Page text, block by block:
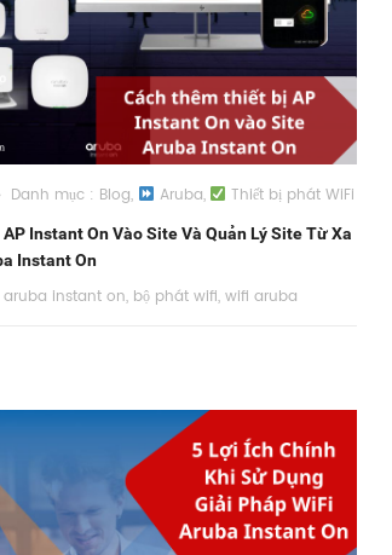
Danh mục : Blog, Aruba, Thiết bị phát WiFi
Instant On Vào Site Và Quản Lý Site Từ Xa
Instant On
aruba instant on, bộ phát wifi, wifi aruba